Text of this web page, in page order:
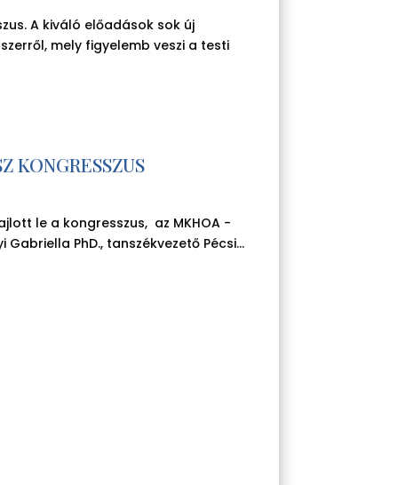
A kiváló előadások sok új
mely figyelemb veszi a testi
KONGRESSZUS
zajlott le a kongresszus, az MKHOA -
PhD., tanszékvezető Pécsi...